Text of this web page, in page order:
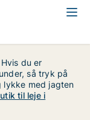
du er
så tryk på
lykke med jagten
til leje i